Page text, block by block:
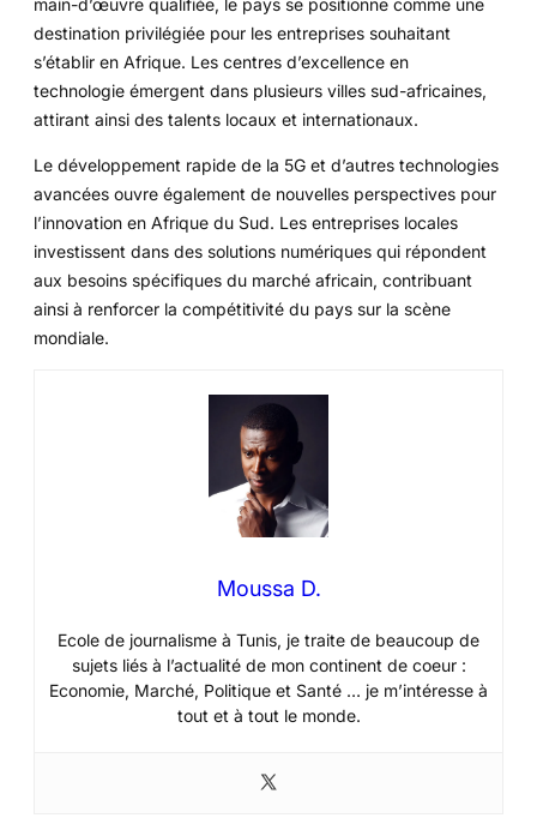
main-d’œuvre qualifiée, le pays se positionne comme une
destination privilégiée pour les entreprises souhaitant
s’établir en Afrique. Les centres d’excellence en
technologie émergent dans plusieurs villes sud-africaines,
attirant ainsi des talents locaux et internationaux.
Le développement rapide de la 5G et d’autres technologies
avancées ouvre également de nouvelles perspectives pour
l’innovation en Afrique du Sud. Les entreprises locales
investissent dans des solutions numériques qui répondent
aux besoins spécifiques du marché africain, contribuant
ainsi à renforcer la compétitivité du pays sur la scène
mondiale.
Moussa D.
Ecole de journalisme à Tunis, je traite de beaucoup de
sujets liés à l’actualité de mon continent de coeur :
Economie, Marché, Politique et Santé … je m’intéresse à
tout et à tout le monde.